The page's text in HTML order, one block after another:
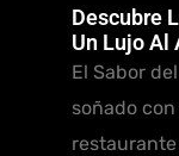
Descubre
Un Lujo Al
El Sabor
soñado